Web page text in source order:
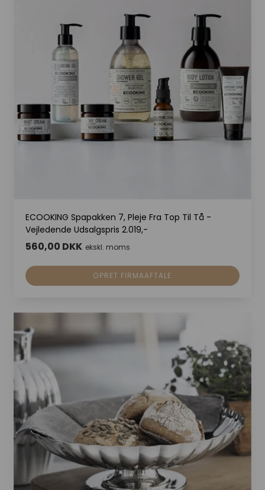
ECOOKING Spapakken 7, Pleje Fra Top Til Tå -
Vejledende Udsalgspris 2.019,-
560,00 DKK ekskl. moms
OPRET FIRMAAFTALE